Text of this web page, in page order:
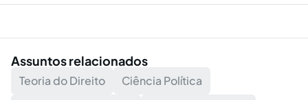
Assuntos relacionados
Teoria do Direito
Ciência Política